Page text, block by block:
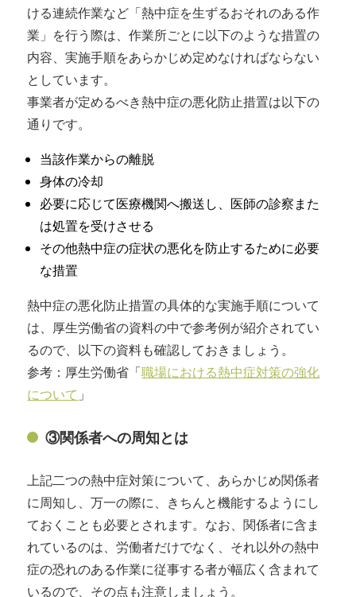
ける連続作業など「熱中症を生ずるおそれのある作
業」を行う際は、作業所ごとに以下のような措置の
内容、実施手順をあらかじめ定めなければならない
としています。
事業者が定めるべき熱中症の悪化防止措置は以下の
通りです。
当該作業からの離脱
身体の冷却
必要に応じて医療機関へ搬送し、医師の診察また
は処置を受けさせる
その他熱中症の症状の悪化を防止するために必要
な措置
熱中症の悪化防止措置の具体的な実施手順について
は、厚生労働省の資料の中で参考例が紹介されてい
るので、以下の資料も確認しておきましょう。
参考：厚生労働省「職場における熱中症対策の強化
について 」
③関係者への周知とは
上記二つの熱中症対策について、あらかじめ関係者
に周知し、万一の際に、きちんと機能するようにし
ておくことも必要とされます。なお、関係者に含ま
れているのは、労働者だけでなく、それ以外の熱中
症の恐れのある作業に従事する者が幅広く含まれて
いるので、その点も注意しましょう。